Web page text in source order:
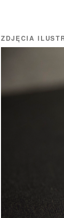
ZDJĘCIA